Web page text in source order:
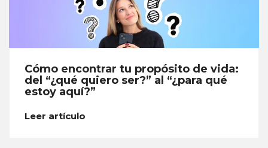
Cómo encontrar tu propósito de vida:
del “¿qué quiero ser?” al “¿para qué
estoy aquí?”
Leer artículo